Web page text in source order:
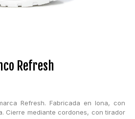
Refresh
Refresh. Fabricada en lona, con
Cierre mediante cordones, con tirador